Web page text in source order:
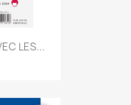
LES...